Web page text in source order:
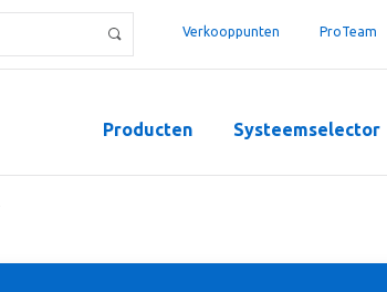
Verkooppunten ProTeam
Producten Systeemselector